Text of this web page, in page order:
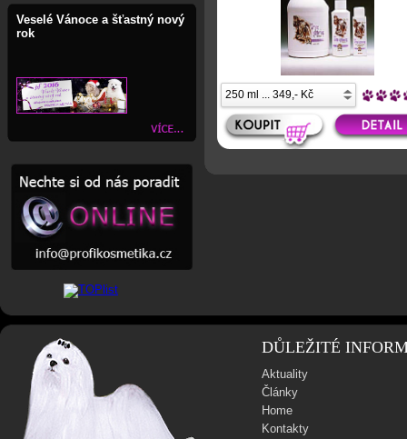
Veselé Vánoce a šťastný nový
rok
DŮLEŽITÉ
Aktuality
Články
Home
Kontakty